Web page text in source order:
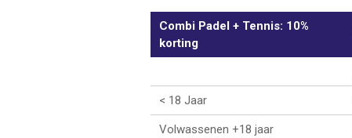
Combi Padel + Tennis: 10%
korting
< 18 Jaar
Volwassenen +18 jaar